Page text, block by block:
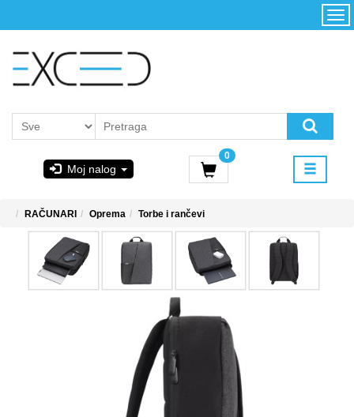
Moj nalog
0
Početna
korišćenja i
PoweredByAsus
RAČUNARI Oprema Torbe i rančevi